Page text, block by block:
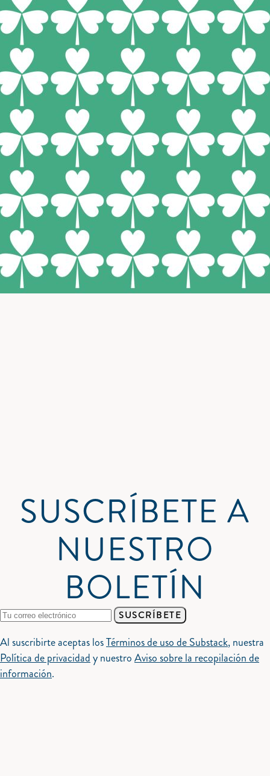
SUSCRÍBETE A
NUESTRO
BOLETÍN
SUSCRÍBETE
Al suscribirte aceptas losTérminos de uso de Substack, nuestra
Política de privacidady nuestroAviso sobre la recopilación de
información.